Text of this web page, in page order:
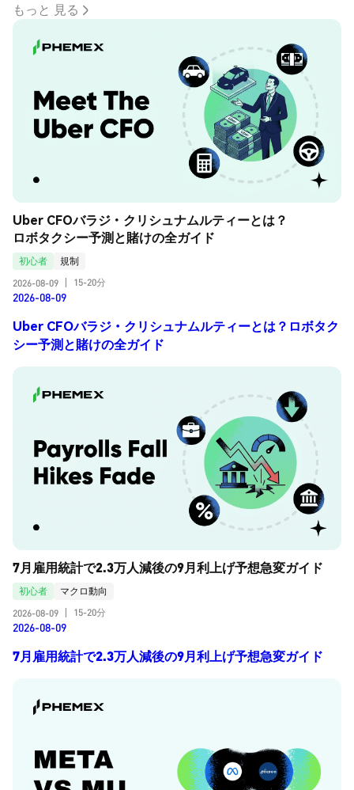
もっと 見る
Uber CFOバラジ・クリシュナムルティーとは？
ロボタクシー予測と賭けの全ガイド
初心者
規制
2026-08-09
15-20分
2026-08-09
Uber CFOバラジ・クリシュナムルティーとは？ロボタク
シー予測と賭けの全ガイド
7月雇用統計で2.3万人減後の9月利上げ予想急変ガイド
初心者
マクロ動向
2026-08-09
15-20分
2026-08-09
7月雇用統計で2.3万人減後の9月利上げ予想急変ガイド